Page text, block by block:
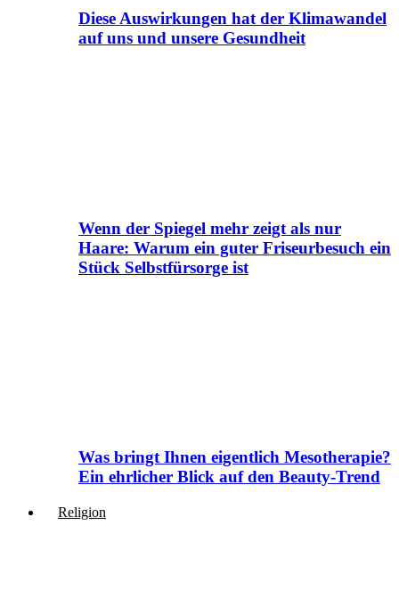
Diese Auswirkungen hat der Klimawandel
auf uns und unsere Gesundheit
Wenn der Spiegel mehr zeigt als nur
Haare: Warum ein guter Friseurbesuch ein
Stück Selbstfürsorge ist
Was bringt Ihnen eigentlich Mesotherapie?
Ein ehrlicher Blick auf den Beauty-Trend
Religion